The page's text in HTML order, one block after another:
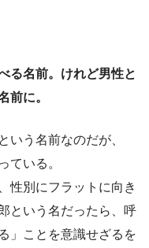
る名前。けれど男性と
前に。
いう名前なのだが、
ている。
性別にフラットに向き
という名だったら、呼
」ことを意識せざるを